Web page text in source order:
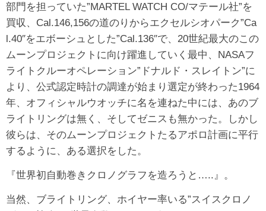
部門を担っていた”MARTEL WATCH CO/マテール社”を
買収、Cal.146,156の道のりからエクセルシオパーク”Ca
l.40″をエボーシュとした”Cal.136″で、20世紀最大のこの
ムーンプロジェクトに向け躍進していく最中、NASAフ
ライトクルーオペレーション”ドナルド・スレイトン”に
より、公式認定時計の調達が始まり選定が終わった1964
年、オフィシャルウオッチに名を連ねた中には、あのブ
ライトリングは無く、そしてゼニスも無かった。しかし
彼らは、そのムーンプロジェクトたるアポロ計画に平行
するように、ある選択をした。
『世界初自動巻きクロノグラフを造ろうと…..』。
当然、ブライトリング、ホイヤー率いる”スイスクロノ